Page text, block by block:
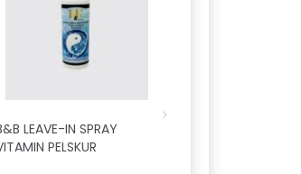
LEAVE-IN SPRAY
PELSKUR